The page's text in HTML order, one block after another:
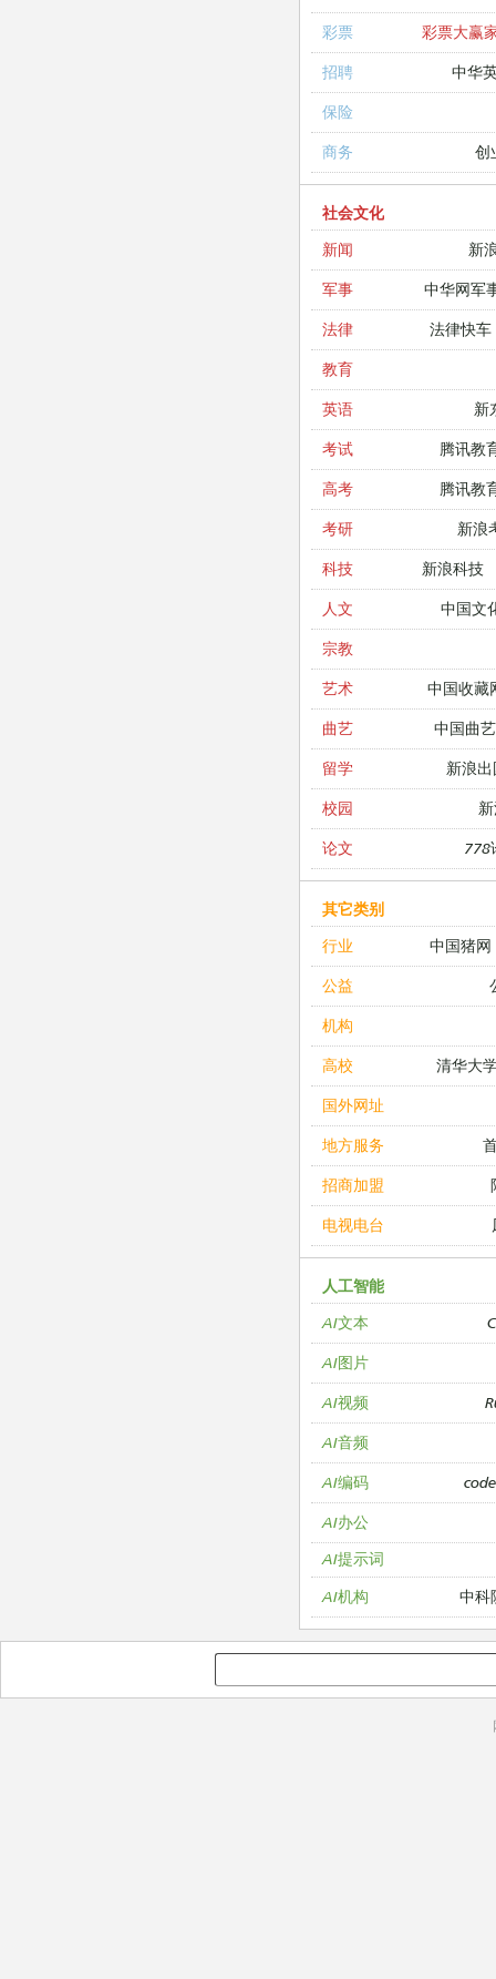
彩票 彩票大赢
招聘 中华
保险
商务 创
社会文化
新闻
新
军事 中华网军
法律 法律快车
教育
英语 新
考试 腾讯教
高考 腾讯教
考研 新浪
科技 新浪科技
人文 中国文
宗教
艺术 中国收藏
曲艺 中国曲
留学 新浪
校园
论文 778
其它类别
行业
中国猪网
公益
机构
高校 清华大
国外网址
地方服务
招商加盟
电视电台
人工智能
AI文本
AI图片
AI视频
AI音频
AI编码
AI办公
AI提示词
AI机构
中科